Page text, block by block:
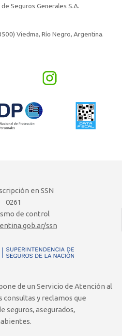
Seguros Generales S.A.
Viedma, Río Negro, Argentina.
en SSN
0261
de control
ssn
de un Servicio de Atención al
consultas y reclamos que
seguros, asegurados,